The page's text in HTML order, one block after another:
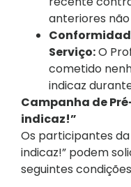
anteriores
Serviço:O
cometido
indicaz
Campanha de
indicaz!”
Os participantes
indicaz!” podem
seguintes